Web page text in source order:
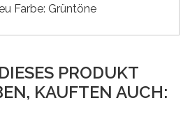
Farbe: Grüntöne
PRODUKT
KAUFTEN AUCH: